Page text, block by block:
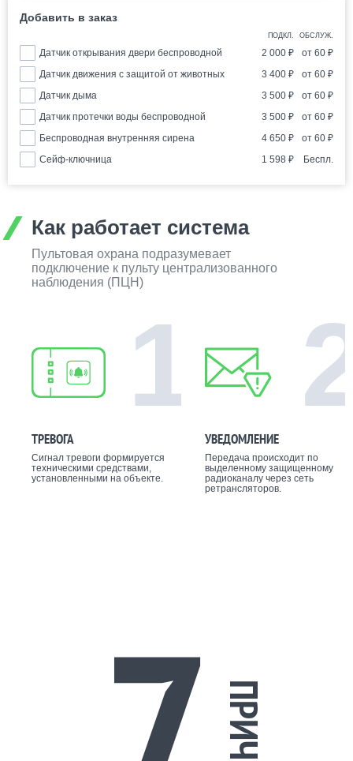
Добавить в заказ
ПОДКЛ. ОБСЛУЖ.
Датчик открывания двери беспроводной 2 000 ₽ от 60 ₽
Датчик движения с защитой от животных
3 400 ₽ от 60 ₽
Датчик дыма
3 500 ₽ от 60 ₽
Датчик протечки воды беспроводной
3 500 ₽ от 60 ₽
Беспроводная внутренняя сирена
4 650 ₽ от 60 ₽
Сейф-ключница
1 598 ₽ Беспл.
Как работает система
Пультовая охрана подразумевает
подключение к пульту централизованного
наблюдения (ПЦН)
1
ТРЕВОГА
Сигнал тревоги формируется
техническими средствами,
установленными на объекте.
УВЕДОМЛЕНИЕ
Передача происходит по
выделенному защищенному
радиоканалу через сеть
ретрансляторов.